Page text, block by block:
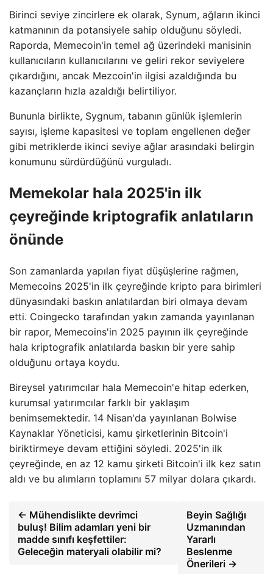
Birinci seviye zincirlere ek olarak, Synum, ağların ikinci
katmanının da potansiyele sahip olduğunu söyledi.
Raporda, Memecoin'in temel ağ üzerindeki manisinin
kullanıcıların kullanıcılarını ve geliri rekor seviyelere
çıkardığını, ancak Mezcoin'in ilgisi azaldığında bu
kazançların hızla azaldığı belirtiliyor.
Bununla birlikte, Sygnum, tabanın günlük işlemlerin
sayısı, işleme kapasitesi ve toplam engellenen değer
gibi metriklerde ikinci seviye ağlar arasındaki belirgin
konumunu sürdürdüğünü vurguladı.
Memekolar hala 2025'in ilk
çeyreğinde kriptografik anlatıların
önünde
Son zamanlarda yapılan fiyat düşüşlerine rağmen,
Memecoins 2025'in ilk çeyreğinde kripto para birimleri
dünyasındaki baskın anlatılardan biri olmaya devam
etti. Coingecko tarafından yakın zamanda yayınlanan
bir rapor, Memecoins'in 2025 payının ilk çeyreğinde
hala kriptografik anlatılarda baskın bir yere sahip
olduğunu ortaya koydu.
Bireysel yatırımcılar hala Memecoin'e hitap ederken,
kurumsal yatırımcılar farklı bir yaklaşım
benimsemektedir. 14 Nisan'da yayınlanan Bolwise
Kaynaklar Yöneticisi, kamu şirketlerinin Bitcoin'i
biriktirmeye devam ettiğini söyledi. 2025'in ilk
çeyreğinde, en az 12 kamu şirketi Bitcoin'i ilk kez satın
aldı ve bu alımların toplamını 57 milyar dolara çıkardı.
← Mühendislikte devrimci
buluş! Bilim adamları yeni bir
madde sınıfı keşfettiler:
Geleceğin materyali olabilir mi?
Beyin Sağlığı
Uzmanından
Yararlı
Beslenme
Önerileri →